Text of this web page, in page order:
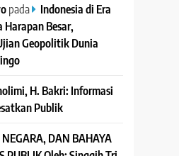
pada
Indonesia di Era
Besar,
Geopolitik Dunia
H. Bakri: Informasi
Publik
DAN BAHAYA